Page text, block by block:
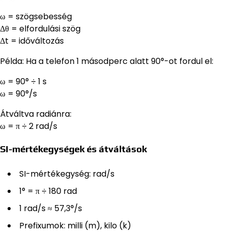
ω = szögsebesség
Δθ = elfordulási szög
Δt = időváltozás
Példa: Ha a telefon 1 másodperc alatt 90°-ot fordul el:
ω = 90° ÷ 1 s
ω = 90°/s
Átváltva radiánra:
ω = π ÷ 2 rad/s
SI-mértékegységek és átváltások
SI-mértékegység: rad/s
1° = π ÷ 180 rad
1 rad/s ≈ 57,3°/s
Prefixumok: milli (m), kilo (k)